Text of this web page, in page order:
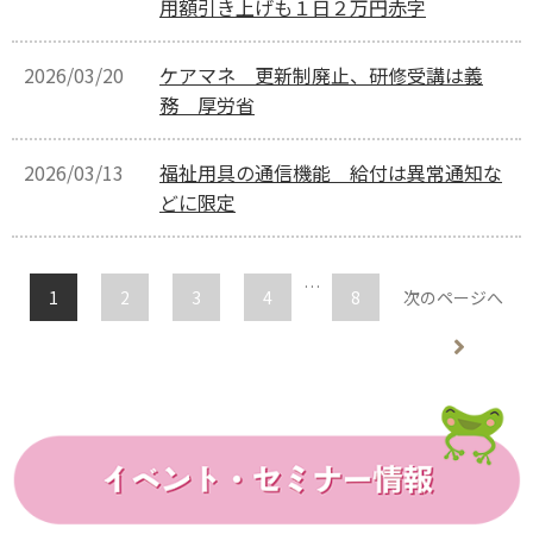
用額引き上げも１日２万円赤字
2026/03/20
ケアマネ 更新制廃止、研修受講は義
務 厚労省
2026/03/13
福祉用具の通信機能 給付は異常通知な
どに限定
1 2 3 4 … 8 次のページへ